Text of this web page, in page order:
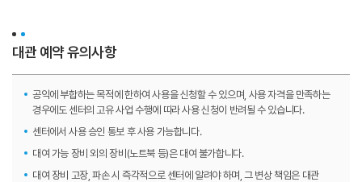
대관 예약 유의사항
공익에 부합하는 목적에 한하여 사용을 신청할 수 있으며, 사용 자격을 만족하는
경우에도 센터의 고유 사업 수행에 따라 사용 신청이 반려될 수 있습니다.
센터에서 사용 승인 통보 후 사용 가능합니다.
대여 가능 장비 외의 장비(노트북 등)은 대여 불가합니다.
대여 장비 고장, 파손 시 즉각적으로 센터에 알려야 하며, 그 변상 책임은 대관